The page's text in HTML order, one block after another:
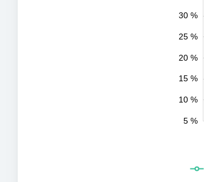
10 %
10 %
20 %
30 %
25 %
15 %
5 %
2031
2032